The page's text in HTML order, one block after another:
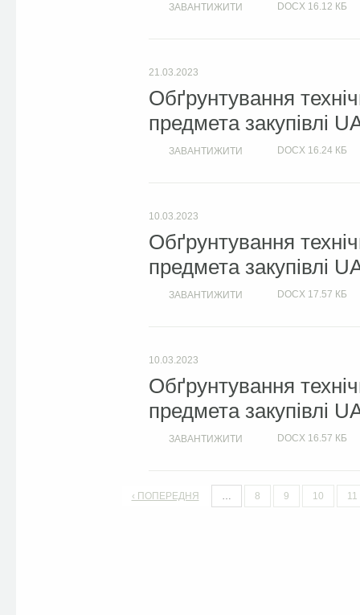
ЗАВАНТИЖИТИ DOCX 16.12 КБ
21.03.2023
Обґрунтування
предмета закупівлі
ЗАВАНТИЖИТИ DOCX 16.24 КБ
10.03.2023
Обґрунтування
предмета закупівлі
ЗАВАНТИЖИТИ DOCX 17.57 КБ
10.03.2023
Обґрунтування
предмета закупівлі
ЗАВАНТИЖИТИ DOCX 16.57 КБ
‹ ПОПЕРЕДНЯ … 8 9 10 11